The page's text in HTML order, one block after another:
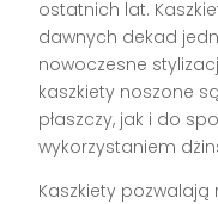
ostatnich lat.
dawnych dekad
nowoczesne
kaszkiety noszone
płaszczy, jak i do
wykorzystaniem
Kaszkiety